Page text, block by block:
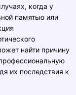
когда у
памятью или
найти причину
их последствия к